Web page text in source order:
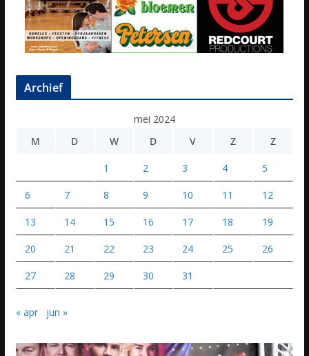
Archief
mei 2024
M
D W D V Z Z
1 2 3 4 5
6 7 8 9 10 11 12
13 14 15 16 17 18 19
20 21 22 23 24 25 26
27 28 29 30 31
« apr jun »